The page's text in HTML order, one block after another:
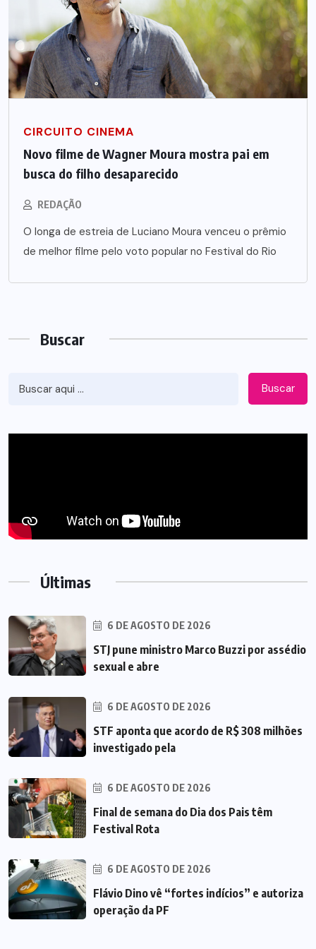
CIRCUITO CINEMA
Novo filme de Wagner Moura mostra pai em
busca do filho desaparecido
REDAÇÃO
O longa de estreia de Luciano Moura venceu o prêmio
de melhor filme pelo voto popular no Festival do Rio
Buscar
Buscar
Últimas
6 DE AGOSTO DE 2026
STJ pune ministro Marco Buzzi por assédio
sexual e abre
6 DE AGOSTO DE 2026
STF aponta que acordo de R$ 308 milhões
investigado pela
6 DE AGOSTO DE 2026
Final de semana do Dia dos Pais têm
Festival Rota
6 DE AGOSTO DE 2026
Flávio Dino vê “fortes indícios” e autoriza
operação da PF